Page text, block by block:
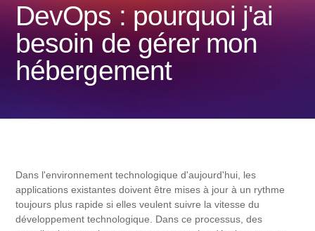
DevOps : pourquoi j'ai
besoin de gérer mon
hébergement
Dans l'environnement technologique d'aujourd'hui, les
applications existantes doivent être mises à jour à un rythme
toujours plus rapide si elles veulent suivre la vitesse du
développement technologique. Dans ce processus, des